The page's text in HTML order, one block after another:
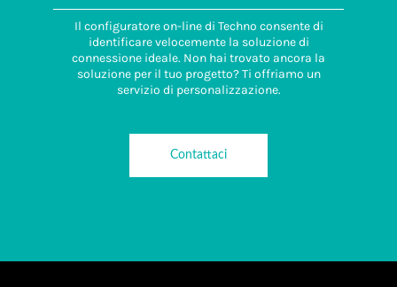
Il configuratore on-line di Techno consente di
identificare velocemente la soluzione di
connessione ideale. Non hai trovato ancora la
soluzione per il tuo progetto? Ti offriamo un
servizio di personalizzazione.
Contattaci